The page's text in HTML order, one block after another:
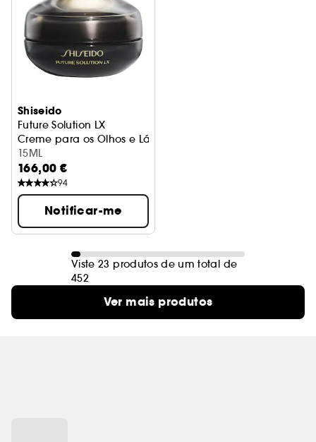
Shiseido
Future Solution LX
Creme para os Olhos e Lábios Antienvelhecimento
15ML
166,00 €
94
Notificar-me
Viste 23 produtos de um total de
452
Ver mais produtos